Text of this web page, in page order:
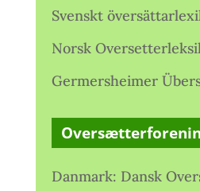
Svenskt
Norsk
Germersheimer
Danmark: Dansk